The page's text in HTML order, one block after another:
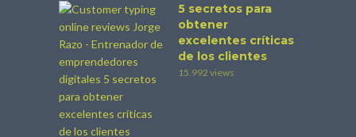
5 secretos para
obtener
excelentes críticas
de los clientes
15.992 views